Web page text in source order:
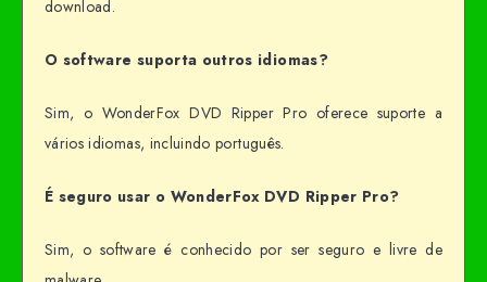
download.
O software suporta outros idiomas?
Sim, o WonderFox DVD Ripper Pro oferece suporte a
vários idiomas, incluindo português.
É seguro usar o WonderFox DVD Ripper Pro?
Sim, o software é conhecido por ser seguro e livre de